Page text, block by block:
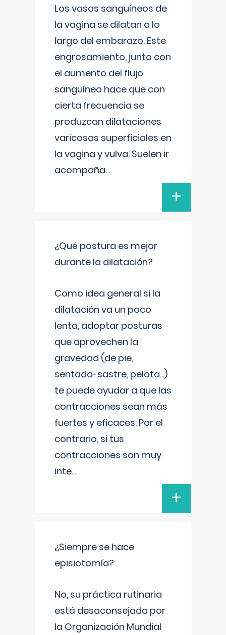
Los vasos sanguíneos de
la vagina se dilatan a lo
largo del embarazo. Este
engrosamiento, junto con
el aumento del flujo
sanguíneo hace que con
cierta frecuencia se
produzcan dilataciones
varicosas superficiales en
la vagina y vulva. Suelen ir
acompaña...
+
¿Qué postura es mejor
durante la dilatación?
Como idea general si la
dilatación va un poco
lenta, adoptar posturas
que aprovechen la
gravedad (de pie,
sentada-sastre, pelota...)
te puede ayudar a que las
contracciones sean más
fuertes y eficaces. Por el
contrario, si tus
contracciones son muy
inte...
+
¿Siempre se hace
episiotomía?
No, su práctica rutinaria
está desaconsejada por
la Organización Mundial